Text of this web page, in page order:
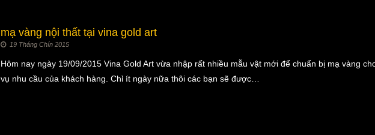
mạ vàng nội thất tại vina gold art
19 Tháng Chín 2015
Hôm nay ngày 19/09/2015 Vina Gold Art vừa nhập rất nhiều mẫu vật mới để chuẩn bị mạ vàng
vụ nhu cầu của khách hàng. Chỉ ít ngày nữa thôi các bạn sẽ được…